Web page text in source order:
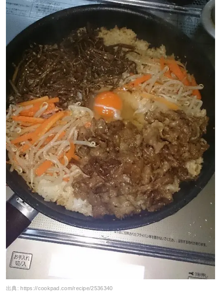
出典:https://cookpad.com/recipe/2536340